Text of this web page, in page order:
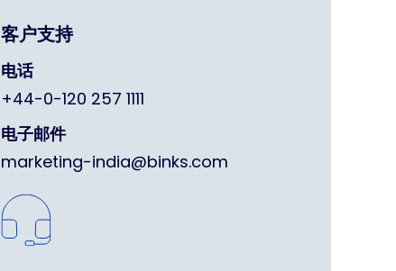
客户支持
电话
+44-0-120 257 1111
电子邮件
marketing-india@binks.com